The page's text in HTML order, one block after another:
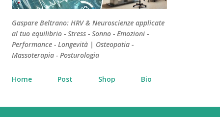
Gaspare Beltrano: HRV & Neuroscienze applicate
al tuo equilibrio - Stress - Sonno - Emozioni -
Performance - Longevità | Osteopatia -
Massoterapia - Posturologia
Home Post Shop Bio